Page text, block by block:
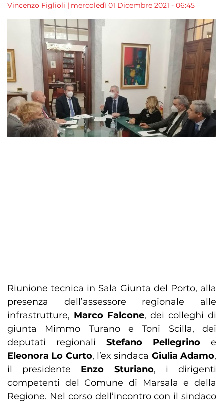
Vincenzo Figlioli | mercoledì 01 Dicembre 2021 - 06:45
Riunione tecnica in Sala Giunta del Porto, alla
presenza dell’assessore regionale alle
infrastrutture, Marco Falcone, dei colleghi di
giunta Mimmo Turano e Toni Scilla, dei
deputati regionali Stefano Pellegrino e
Eleonora Lo Curto, l’ex sindaca Giulia Adamo,
il presidente Enzo Sturiano, i dirigenti
competenti del Comune di Marsala e della
Regione. Nel corso dell’incontro con il sindaco